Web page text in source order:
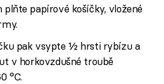
papírové košíčky, vložené
pak vsypte ½ hrsti rybízu a
v horkovzdušné troubě
°C.